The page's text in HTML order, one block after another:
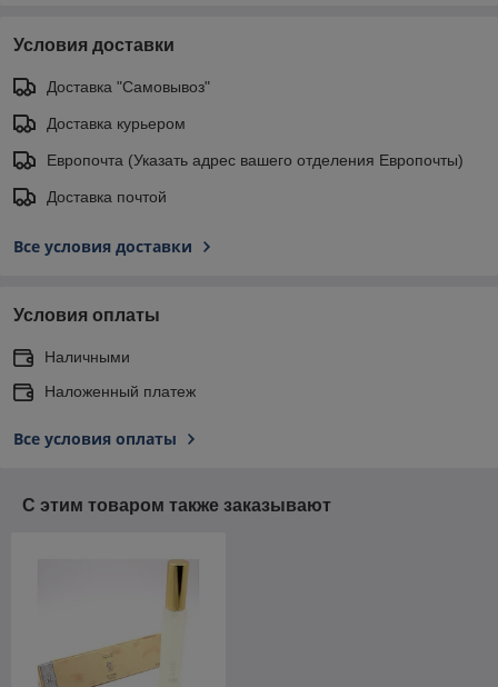
Условия доставки
Доставка "Самовывоз"
Доставка курьером
Европочта (Указать адрес вашего отделения Европочты)
Доставка почтой
Все условия доставки
Условия оплаты
Наличными
Наложенный платеж
Все условия оплаты
С этим товаром также заказывают